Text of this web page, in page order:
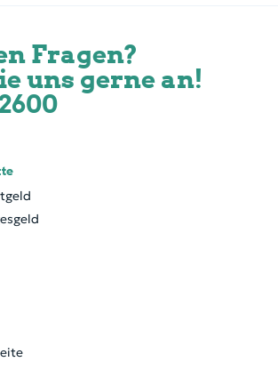
Fragen?
uns gerne an!